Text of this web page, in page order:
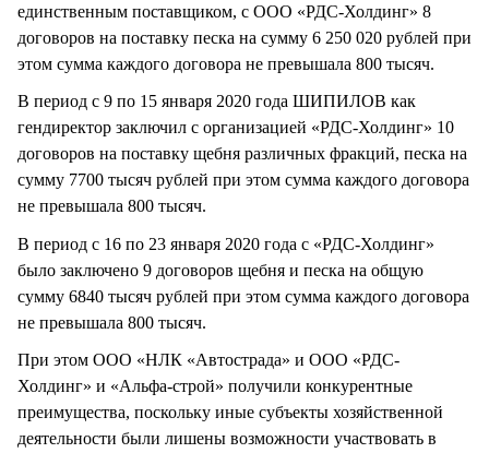
единственным поставщиком, с ООО «РДС-Холдинг» 8
договоров на поставку песка на сумму 6 250 020 рублей при
этом сумма каждого договора не превышала 800 тысяч.
В период с 9 по 15 января 2020 года ШИПИЛОВ как
гендиректор заключил с организацией «РДС-Холдинг» 10
договоров на поставку щебня различных фракций, песка на
сумму 7700 тысяч рублей при этом сумма каждого договора
не превышала 800 тысяч.
В период с 16 по 23 января 2020 года с «РДС-Холдинг»
было заключено 9 договоров щебня и песка на общую
сумму 6840 тысяч рублей при этом сумма каждого договора
не превышала 800 тысяч.
При этом ООО «НЛК «Автострада» и ООО «РДС-
Холдинг» и «Альфа-строй» получили конкурентные
преимущества, поскольку иные субъекты хозяйственной
деятельности были лишены возможности участвовать в